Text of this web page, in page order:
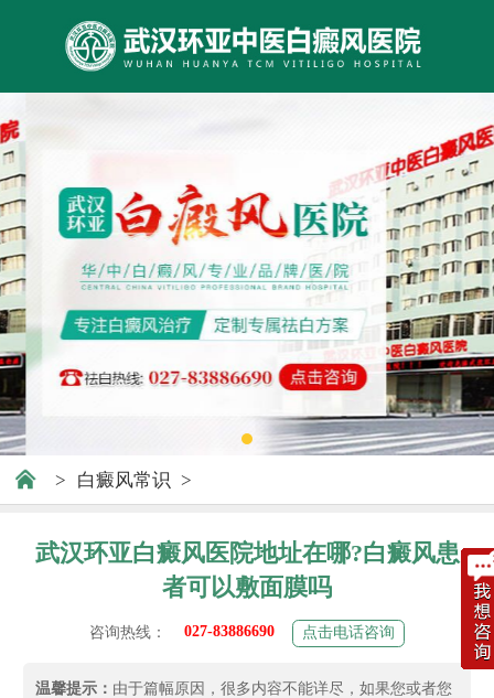
> 白癜风常识 >
武汉环亚白癜风医院地址在哪?白癜风患
者可以敷面膜吗
咨询热线： 027-83886690 点击电话咨询
温馨提示： 由于篇幅原因，很多内容不能详尽，如果您或者您